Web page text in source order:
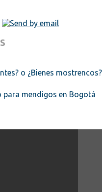
o ¿Bienes mostrencos?
para mendigos en Bogotá